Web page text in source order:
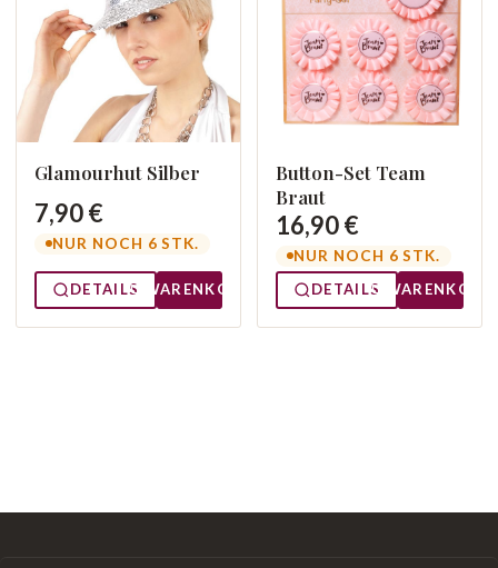
Glamourhut Silber
7,90 €
NUR NOCH 6 STK.
DETAILS WARENKORB
Button-Set Team
Braut
16,90 €
NUR NOCH 6 STK.
DETAILS
WARENKORB